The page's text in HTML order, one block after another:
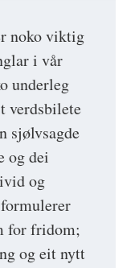
noko viktig
i vår
underleg
verdsbilete
sjølvsagde
og dei
og
for fridom;
og eit nytt